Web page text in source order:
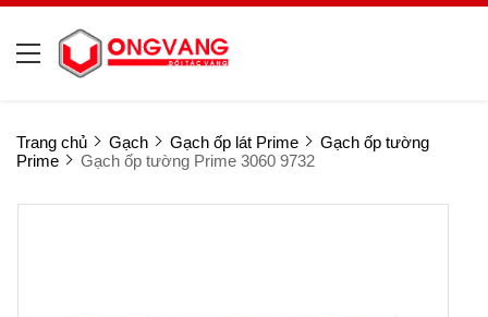
Trang chủ Gạch Gạch ốp lát Prime
Gạch ốp tường
Prime
Gạch ốp tường Prime 3060 9732